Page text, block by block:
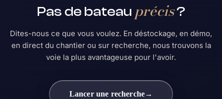
Pas de bateau précis?
Dites-nous ce que vous voulez. En déstockage, en démo,
en direct du chantier ou sur recherche, nous trouvons la
voie la plus avantageuse pour l'avoir.
Lancer une recherche→